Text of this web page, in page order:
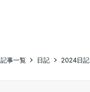
記事一覧 日記 2024日記